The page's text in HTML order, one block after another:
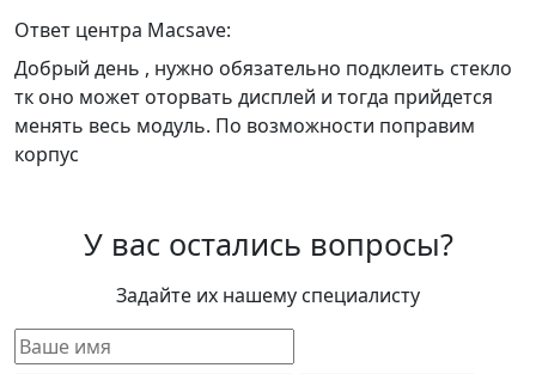
Ответ центра Macsave:
Добрый день , нужно обязательно подклеить стекло
тк оно может оторвать дисплей и тогда прийдется
менять весь модуль. По возможности поправим
корпус
У вас остались вопросы?
Задайте их нашему специалисту